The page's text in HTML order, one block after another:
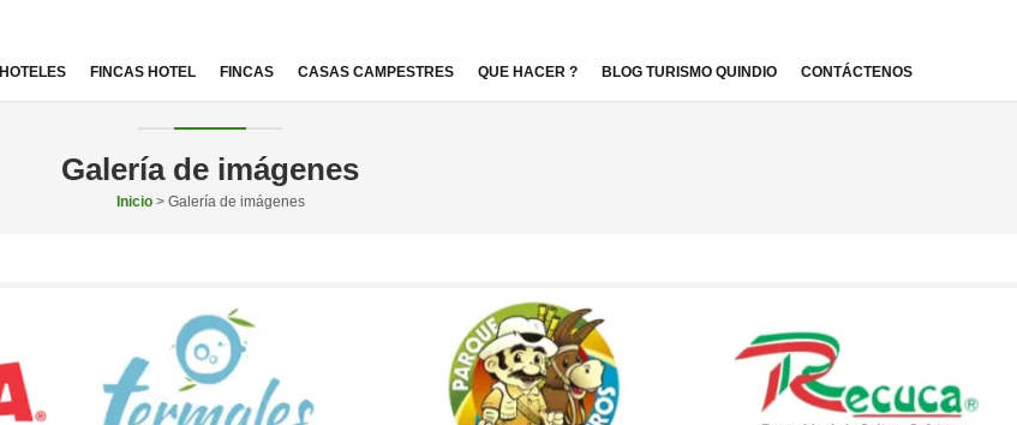
HOTELES FINCAS HOTEL FINCAS CASAS CAMPESTRES QUE HACER ? BLOG TURISMO QUINDIO CONTÁCTENOS
Galería de imágenes
Inicio> Galería de imágenes